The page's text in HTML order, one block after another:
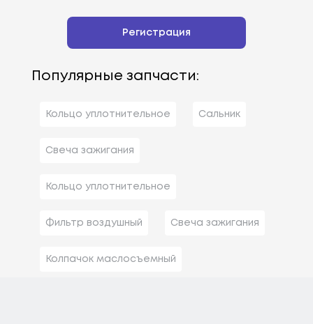
Регистрация
Популярные запчасти:
Кольцо уплотнительное Сальник
Свеча зажигания
Кольцо уплотнительное
Фильтр воздушный Свеча зажигания
Колпачок маслосъемный